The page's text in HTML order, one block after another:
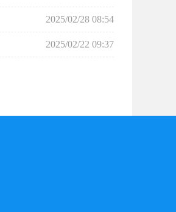
2025/02/28 08:54
2025/02/22 09:37